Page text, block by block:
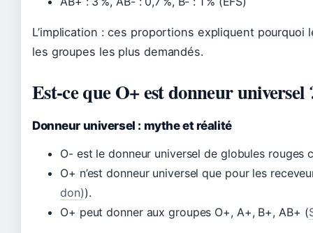
L’implication : ces proportions expliquent
les groupes les plus demandés.
Est-ce que O+ est donneur universel
Donneur universel : mythe et réalité
O- est le donneur universel de globules rouges
O+ n’est donneur universel que pour les
don)).
O+ peut donner aux groupes O+, A+, B+, AB+ (